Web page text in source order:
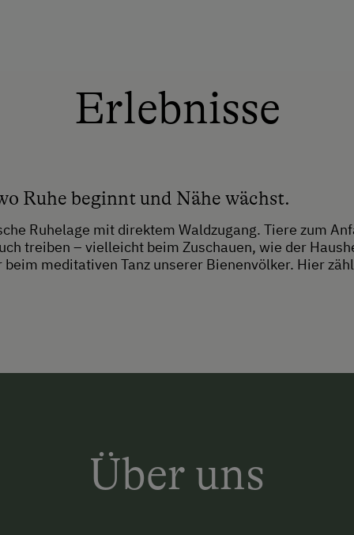
Erlebnisse
Ruhe beginnt und Nähe wächst.
Ruhelage mit direktem Waldzugang. Tiere zum
treiben – vielleicht beim Zuschauen, wie der
meditativen Tanz unserer Bienenvölker. Hier
Über uns